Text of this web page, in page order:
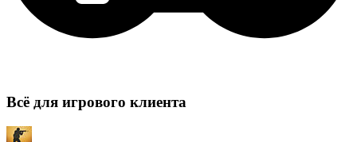
Всё для игрового клиента